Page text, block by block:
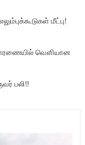
மீட்பு!
வௌியான
பலி!!